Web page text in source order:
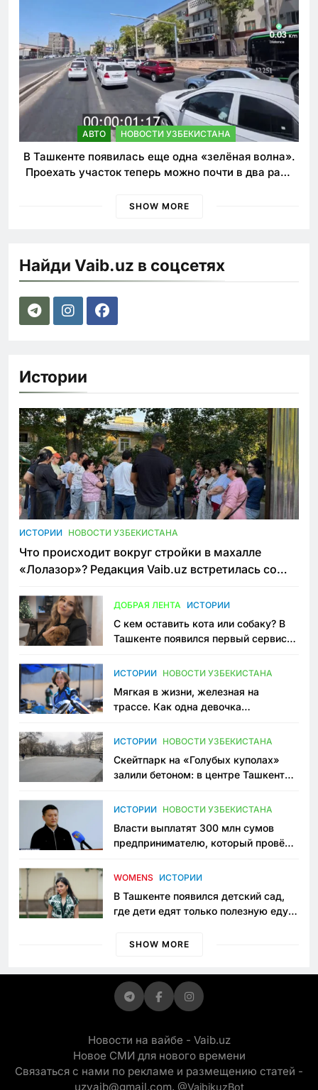
АВТО НОВОСТИ УЗБЕКИСТАНА
В Ташкенте появилась еще одна «зелёная волна».
Проехать участок теперь можно почти в два раза
SHOW MORE
Найди Vaib.uz в соцсетях
Истории
ИСТОРИИ НОВОСТИ УЗБЕКИСТАНА
Что происходит вокруг стройки в махалле
«Лолазор»? Редакция Vaib.uz встретилась со
ДОБРАЯ ЛЕНТА ИСТОРИИ
С кем оставить кота или собаку? В
Ташкенте появился первый сервис
ИСТОРИИ НОВОСТИ УЗБЕКИСТАНА
Мягкая в жизни, железная на
трассе. Как одна девочка
Узбекистане
ИСТОРИИ НОВОСТИ УЗБЕКИСТАНА
Скейтпарк на «Голубых куполах»
залили бетоном: в центре Ташкента
пространство
ИСТОРИИ НОВОСТИ УЗБЕКИСТАНА
Власти выплатят 300 млн сумов
предпринимателю, который провёл
приговору
WOMENS ИСТОРИИ
В Ташкенте появился детский сад,
где дети едят только полезную еду.
просить «кашу без сахара»
SHOW MORE
Новости на вайбе - Vaib.uz
Новое СМИ для нового времени
Связаться с нами по рекламе и размещению статей -
uzvaib@gmail.com, @VaibikuzBot